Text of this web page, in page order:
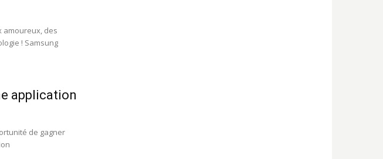
amoureux, des
! Samsung
application
de gagner